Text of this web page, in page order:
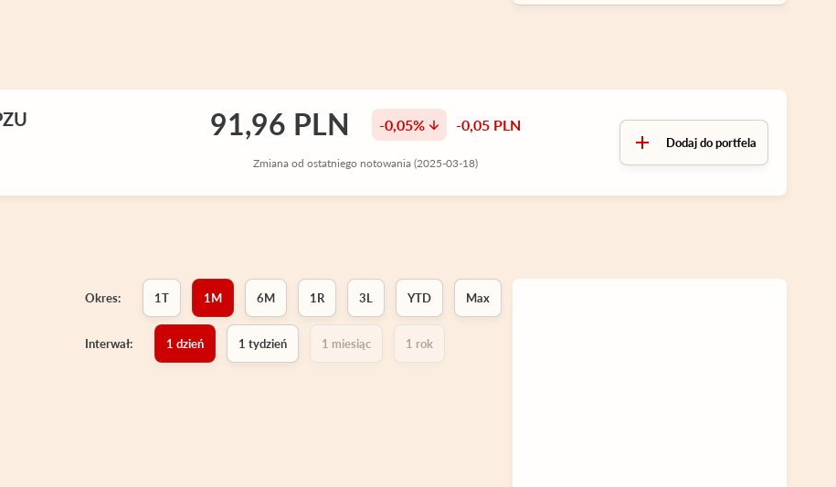
91,96 PLN -0,05% -0,05 PLN
Zmiana od ostatniego notowania (2025-03-18)
Dodaj do portfela
Okres: 1T 1M 6M 1R 3L YTD Max
Interwał: 1 dzień 1 tydzień 1 miesiąc 1 rok